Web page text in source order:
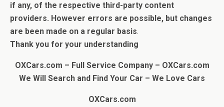
if any, of the respective third-party content
providers. However errors are possible, but changes
are been made on a regular basis.
Thank you for your understanding
OXCars.com – Full Service Company – OXCars.com
We Will Search and Find Your Car – We Love Cars
OXCars.com